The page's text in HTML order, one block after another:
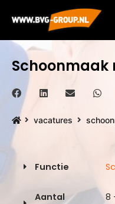
Schoonmaak
vacatures
Functie
Aantal
8